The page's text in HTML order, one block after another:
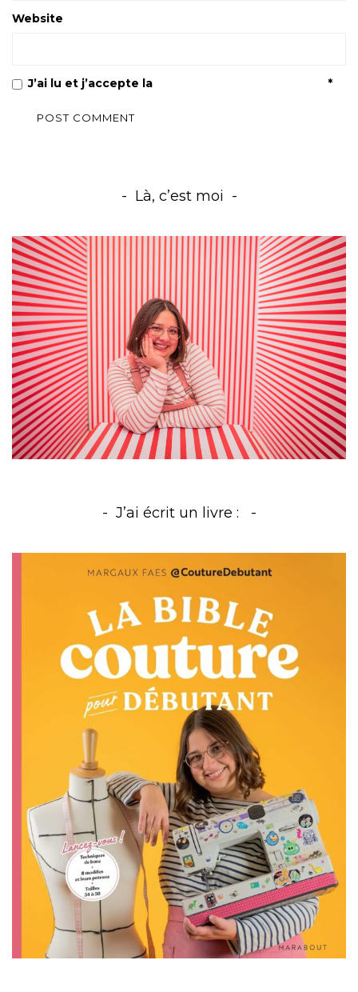
Website
J’ai lu et j’accepte la *
Là, c’est moi
J’ai écrit un livre :